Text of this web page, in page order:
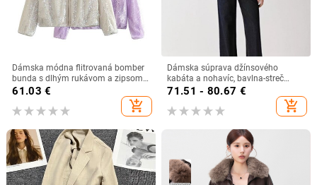
Dámska módna flitrovaná bomber
bunda s dlhým rukávom a zipsom
na prednom zipse TRAF
61.03 €
add_shopping_cart
Dámska súprava džínsového
kabáta a nohavíc, bavlna-streč
denim, dlhé rukávy, golier, bežná
71.51 - 80.67 €
add_shopping_cart